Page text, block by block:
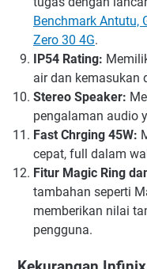
Benchmark Antutu,
Zero 30 4G.
IP54 Rating:
air dan kemasukan
Stereo Speaker:
pengalaman audio
Fast Chrging 45W:
cepat, full dalam
Fitur Magic Ring
tambahan seperti
memberikan nilai
pengguna.